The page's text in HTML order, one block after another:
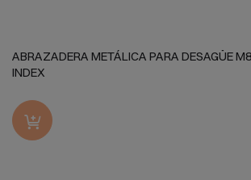
ABRAZADERA METÁLICA PARA DESAGÜE
INDEX